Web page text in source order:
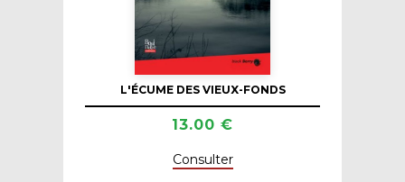
L'ÉCUME DES VIEUX-FONDS
13.00 €
Consulter